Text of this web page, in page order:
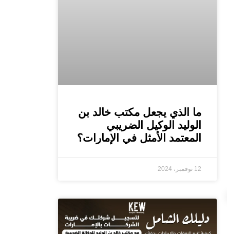
ما الذي يجعل مكتب خالد بن
الوليد الوكيل الضريبي
المعتمد الأمثل في الإمارات؟
12 نوفمبر، 2024